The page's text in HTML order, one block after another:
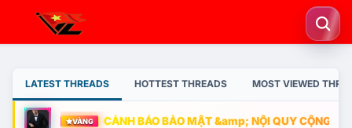
LATEST THREADS HOTTEST THREADS MOST VIEWED
VÀNG CẢNH BÁO BẢO MẬT &amp; NỘI QUY CỘNG